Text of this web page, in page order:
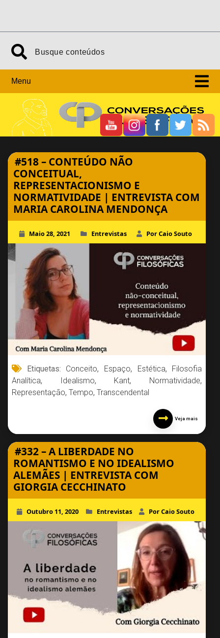
Search
Menu
#518 – CONTEÚDO NÃO
CONCEITUAL,
REPRESENTACIONISMO E
NORMATIVIDADE | ENTREVISTA COM
MARIA CAROLINA MENDONÇA
Maio 28, 2021 Entrevistas Por Caio Souto
Etiquetas: Conceito, Espaço, Estética, Filosofia
Analítica, Idealismo, Kant, Normatividade,
Representação, Tempo, Transcendental
Veja mais
#332 – A LIBERDADE NO
ROMANTISMO E NO IDEALISMO
ALEMÃES | ENTREVISTA COM
GIORGIA CECCHINATO
Outubro 11, 2020 Entrevistas Por Caio Souto